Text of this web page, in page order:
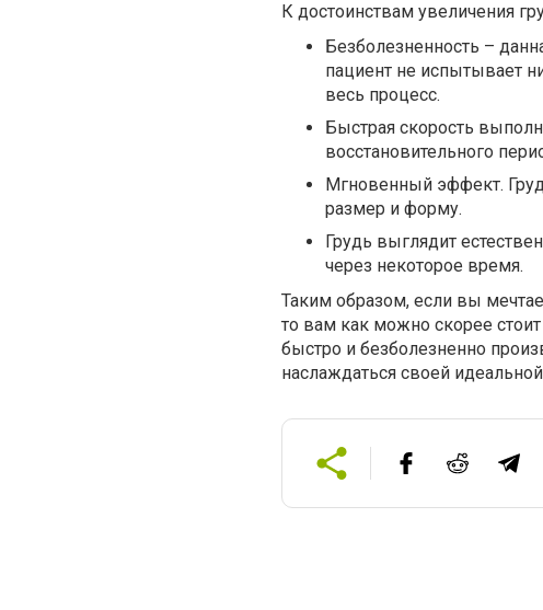
К достоинствам увеличения
Безболезненность –
пациент не испытывает
весь процесс.
Быстрая скорость
восстановительного
Мгновенный эффект.
размер и форму.
Грудь выглядит
через некоторое время.
Таким образом, если вы
то вам как можно скорее
быстро и безболезненно
наслаждаться своей